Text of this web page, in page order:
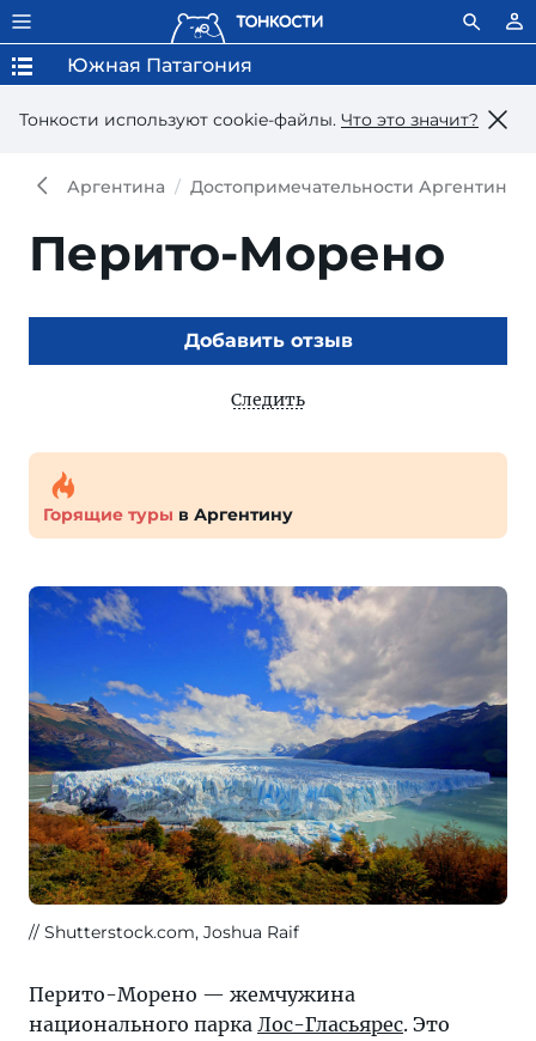
Тонкости используют сookie-файлы. Что это значит?
Южная Патагония
Аргентина Достопримечательности Аргентины
Перито-Морено
Добавить отзыв
Следить
Горящие туры в Аргентину
Shutterstock.com, Joshua Raif
Перито-Морено — жемчужина
национального парка Лос-Гласьярес. Это